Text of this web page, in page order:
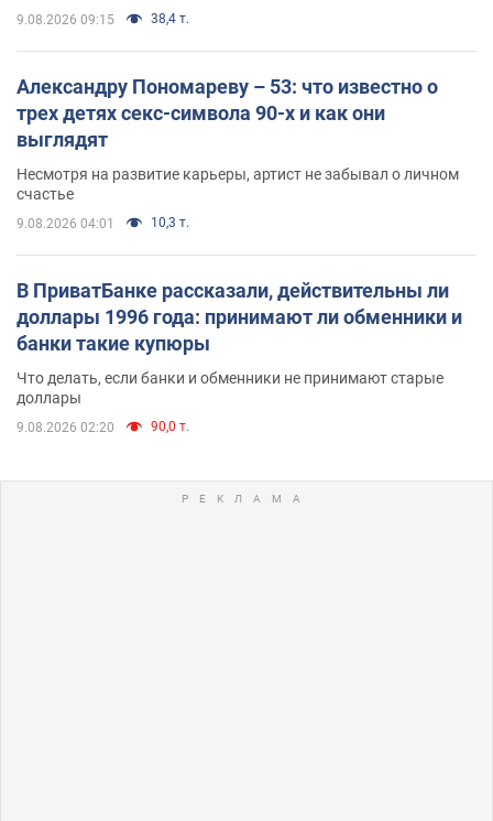
9.08.2026 09:15 38,4 т.
Александру Пономареву – 53: что известно о
трех детях секс-символа 90-х и как они
выглядят
Несмотря на развитие карьеры, артист не забывал о личном
счастье
9.08.2026 04:01 10,3 т.
В ПриватБанке рассказали, действительны ли
доллары 1996 года: принимают ли обменники и
банки такие купюры
Что делать, если банки и обменники не принимают старые
доллары
9.08.2026 02:20 90,0 т.